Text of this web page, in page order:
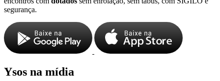
segurança.
Ysos na mídia